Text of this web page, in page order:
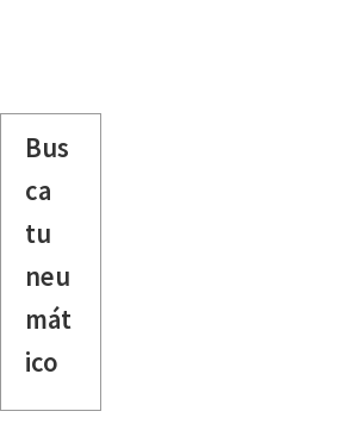
Bus
ca
tu
neu
mát
ico